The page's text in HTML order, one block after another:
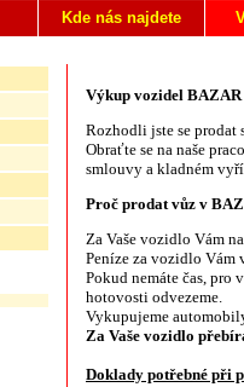
Kde nás najdete
Výkup vozidel
Rozhodli jste se prodat
Obraťte se na naše
smlouvy a kladném
Proč prodat vůz v
Za Vaše vozidlo Vám
Peníze za vozidlo Vám
Pokud nemáte čas, pro
hotovosti odvezeme.
Vykupujeme
Za Vaše vozidlo
Doklady potřebné při